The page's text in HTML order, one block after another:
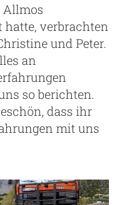
Allmos
verbrachten
und Peter.
an
so berichten.
dass ihr
mit uns